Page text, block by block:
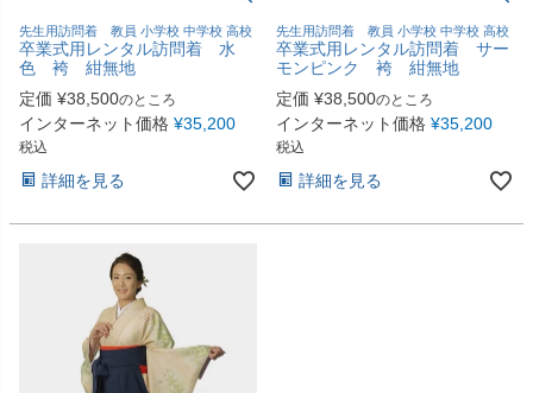
先生用訪問着 教員 小学校 中学校 高校
卒業式用レンタル訪問着 水
色 袴 紺無地
定価 ¥38,500のところ
インターネット価格 ¥35,200
税込
詳細を見る
先生用訪問着 教員 小学校 中学校 高校
卒業式用レンタル訪問着 サー
モンピンク 袴 紺無地
定価 ¥38,500のところ
インターネット価格 ¥35,200
税込
詳細を見る